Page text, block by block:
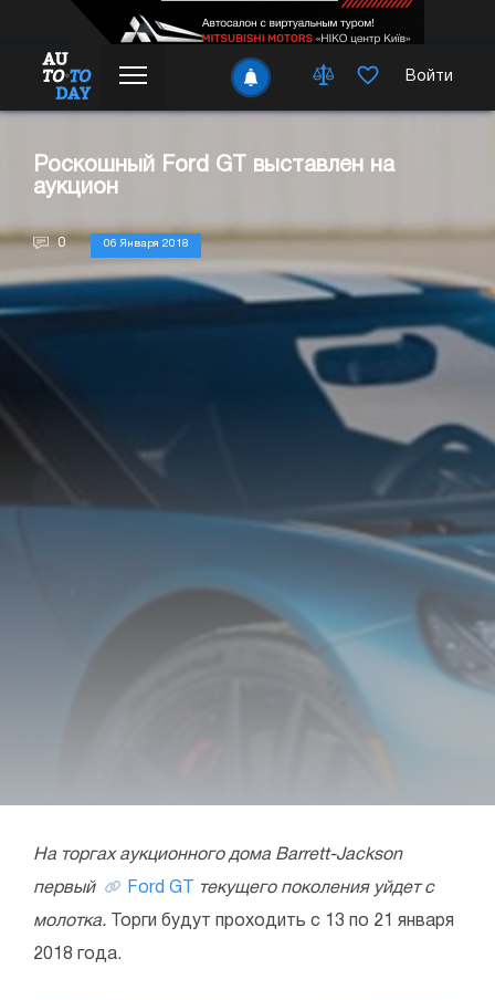
Войти
Роскошный Ford GT выставлен на
аукцион
0 06 Января 2018
На торгах аукционного дома Barrett-Jackson
первый Ford GT текущего поколения уйдет с
молотка. Торги будут проходить с 13 по 21 января
2018 года.